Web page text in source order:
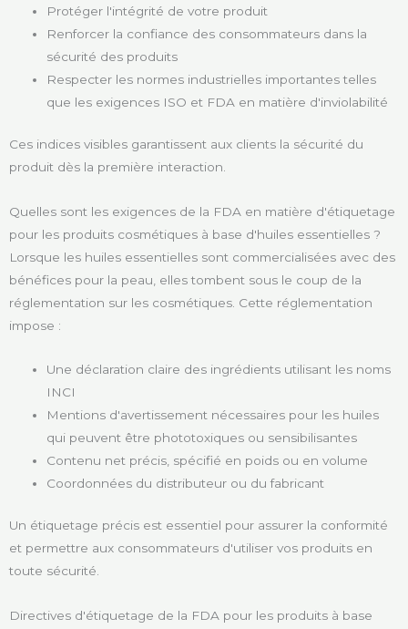
Protéger l'intégrité de votre produit
Renforcer la confiance des consommateurs dans la
sécurité des produits
Respecter les normes industrielles importantes telles
que les exigences ISO et FDA en matière d'inviolabilité
Ces indices visibles garantissent aux clients la sécurité du
produit dès la première interaction.
Quelles sont les exigences de la FDA en matière d'étiquetage
pour les produits cosmétiques à base d'huiles essentielles ?
Lorsque les huiles essentielles sont commercialisées avec des
bénéfices pour la peau, elles tombent sous le coup de la
réglementation sur les cosmétiques. Cette réglementation
impose :
Une déclaration claire des ingrédients utilisant les noms
INCI
Mentions d'avertissement nécessaires pour les huiles
qui peuvent être phototoxiques ou sensibilisantes
Contenu net précis, spécifié en poids ou en volume
Coordonnées du distributeur ou du fabricant
Un étiquetage précis est essentiel pour assurer la conformité
et permettre aux consommateurs d'utiliser vos produits en
toute sécurité.
Directives d'étiquetage de la FDA pour les produits à base